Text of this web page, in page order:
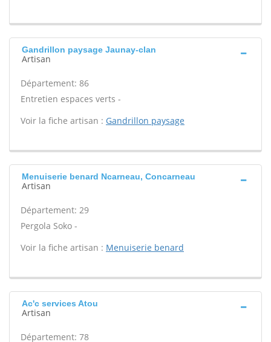
Gandrillon paysage Jaunay-clan
Artisan
Département: 86
Entretien espaces verts -
Voir la fiche artisan : Gandrillon paysage
Menuiserie benard Ncarneau, Concarneau
Artisan
Département: 29
Pergola Soko -
Voir la fiche artisan : Menuiserie benard
Ac'c services Atou
Artisan
Département: 78